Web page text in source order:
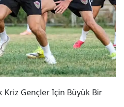
Kriz Gençler Için Büyük Bir